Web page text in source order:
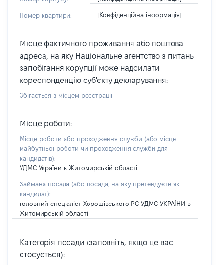
Номер квартири: [Конфіденційна інформація]
Місце фактичного проживання або поштова
адреса, на яку Національне агентство з питань
запобігання корупції може надсилати
кореспонденцію суб'єкту декларування:
Збігається з місцем реєстрації
Місце роботи:
Місце роботи або проходження служби (або місце
майбутньої роботи чи проходження служби для
кандидатів):
УДМС України в Житомирській області
Займана посада (або посада, на яку претендуєте як
кандидат):
головний спеціаліст Хорошівського РС УДМС УКРАЇНИ в
Житомирській області
Категорія посади (заповніть, якщо це вас
стосується):